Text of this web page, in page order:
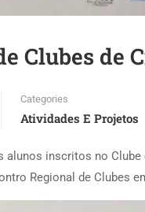
Clubes de
Categories
Atividades E Projetos
alunos inscritos no
Regional de Clubes